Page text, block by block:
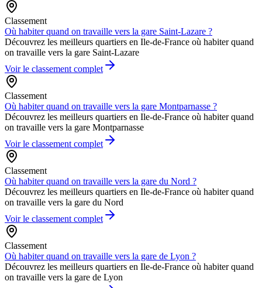
Classement
Où habiter quand on travaille vers la gare Saint-Lazare ?
Découvrez les meilleurs quartiers en Ile-de-France où habiter quand
on travaille vers la gare Saint-Lazare
Voir le classement complet
Classement
Où habiter quand on travaille vers la gare Montparnasse ?
Découvrez les meilleurs quartiers en Ile-de-France où habiter quand
on travaille vers la gare Montparnasse
Voir le classement complet
Classement
Où habiter quand on travaille vers la gare du Nord ?
Découvrez les meilleurs quartiers en Ile-de-France où habiter quand
on travaille vers la gare du Nord
Voir le classement complet
Classement
Où habiter quand on travaille vers la gare de Lyon ?
Découvrez les meilleurs quartiers en Ile-de-France où habiter quand
on travaille vers la gare de Lyon